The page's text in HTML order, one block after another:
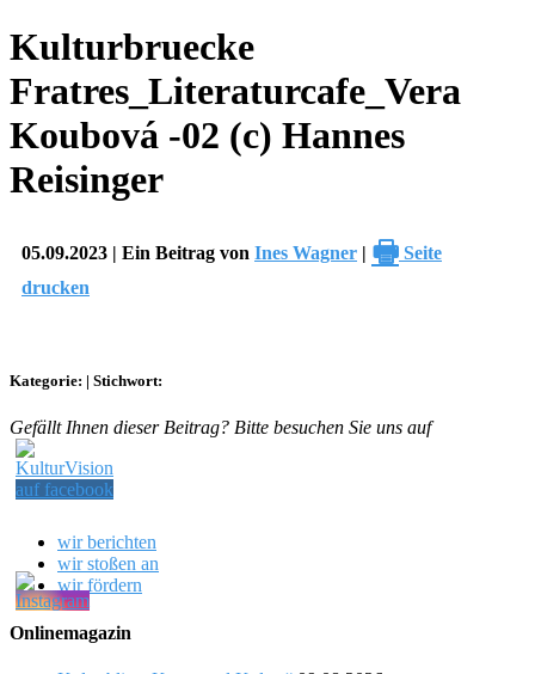
Kulturbruecke
Fratres_Literaturcafe_Vera
Koubová -02 (c) Hannes
Reisinger
05.09.2023 | Ein Beitrag von Ines Wagner | 🖶 Seite
drucken
Kategorie: | Stichwort:
Gefällt Ihnen dieser Beitrag? Bitte besuchen Sie uns auf
wir berichten
wir stoßen an
wir fördern
Onlinemagazin